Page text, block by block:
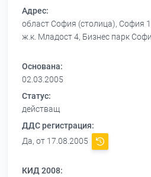
Адрес:
област София (столица), София
ж.к. Младост 4, Бизнес парк
Основана:
02.03.2005
Статус:
действащ
ДДС регистрация:
Да, от 17.08.2005
КИД 2008: